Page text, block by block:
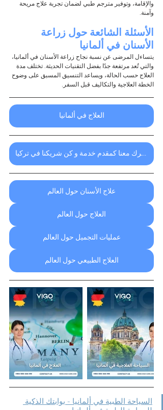
والإقامة، وتوفير مترجم طبي لضمان تجربة علاج مريحة
وآمنة.
الأسئلة الشائعة حول زراعة
الأسنان في ألمانيا
يتساءل المرضى عن نسبة نجاح زراعة الأسنان في ألمانيا،
والتي تُعد مرتفعة جدًا بفضل التقنيات الحديثة. تختلف مدة
العلاج حسب الحالة، ويساعد التنسيق المسبق على وضوح
الخطة العلاجية والتكاليف قبل السفر.
العلاج في ألمانيا
اشترك معنا كمقدم خدمة و كن شريكنا في تركيا
علاج الأسنان حول العالم
العلاج حول العالم
عمليات التجميل حول العالم
العلاج الطبيعي حول العالم
السياحة الطبية في ألمانيا - بوابتك الذكية